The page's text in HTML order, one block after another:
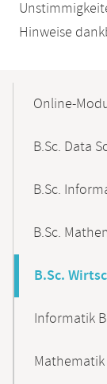
Hinweise
NavigationOnline-
B.Sc. Data
B.Sc.
B.Sc.
B.Sc.
Informatik